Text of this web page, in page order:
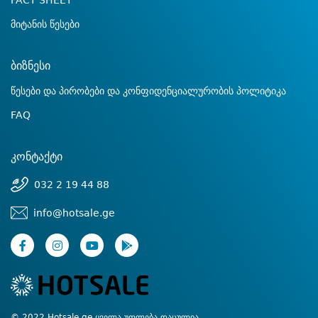
მიტანის წესები
ბიზნესი
წესები და პირობები და კონფიდენციალურობის პოლიტიკა
FAQ
კონტაქტი
032 2 19 44 88
info@hotsale.ge